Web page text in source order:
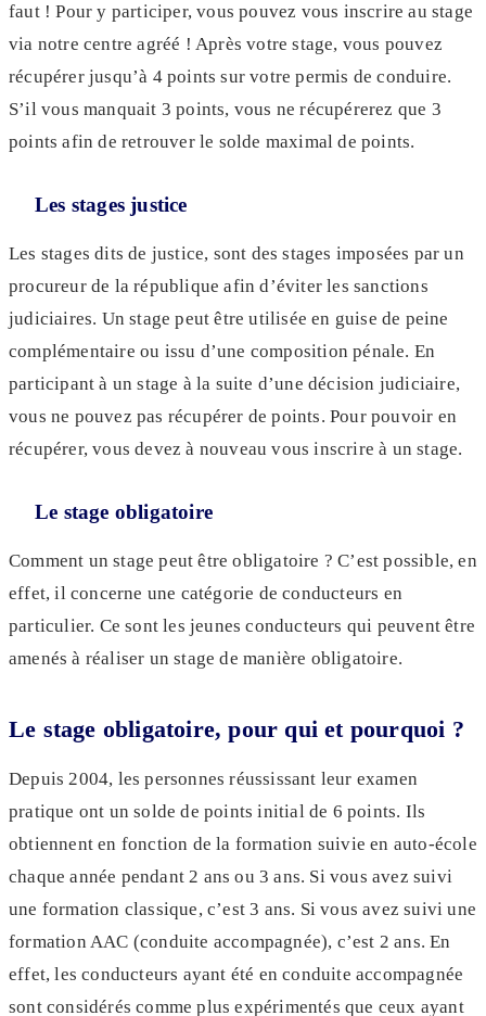
faut ! Pour y participer, vous pouvez vous inscrire au stage
via notre centre agréé ! Après votre stage, vous pouvez
récupérer jusqu’à 4 points sur votre permis de conduire.
S’il vous manquait 3 points, vous ne récupérerez que 3
points afin de retrouver le solde maximal de points.
Les stages justice
Les stages dits de justice, sont des stages imposées par un
procureur de la république afin d’éviter les sanctions
judiciaires. Un stage peut être utilisée en guise de peine
complémentaire ou issu d’une composition pénale. En
participant à un stage à la suite d’une décision judiciaire,
vous ne pouvez pas récupérer de points. Pour pouvoir en
récupérer, vous devez à nouveau vous inscrire à un stage.
Le stage obligatoire
Comment un stage peut être obligatoire ? C’est possible, en
effet, il concerne une catégorie de conducteurs en
particulier. Ce sont les jeunes conducteurs qui peuvent être
amenés à réaliser un stage de manière obligatoire.
Le stage obligatoire, pour qui et pourquoi ?
Depuis 2004, les personnes réussissant leur examen
pratique ont un solde de points initial de 6 points. Ils
obtiennent en fonction de la formation suivie en auto-école
chaque année pendant 2 ans ou 3 ans. Si vous avez suivi
une formation classique, c’est 3 ans. Si vous avez suivi une
formation AAC (conduite accompagnée), c’est 2 ans. En
effet, les conducteurs ayant été en conduite accompagnée
sont considérés comme plus expérimentés que ceux ayant